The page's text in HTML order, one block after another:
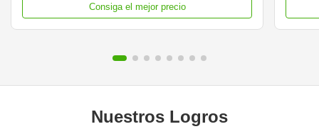
with built-in speakers that come to life playing your
Consiga el mejor precio
Nuestros Logros